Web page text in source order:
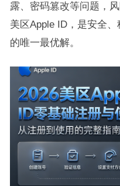
露、密码篡改等问题，
美区Apple ID，是安全
的唯一最优解。